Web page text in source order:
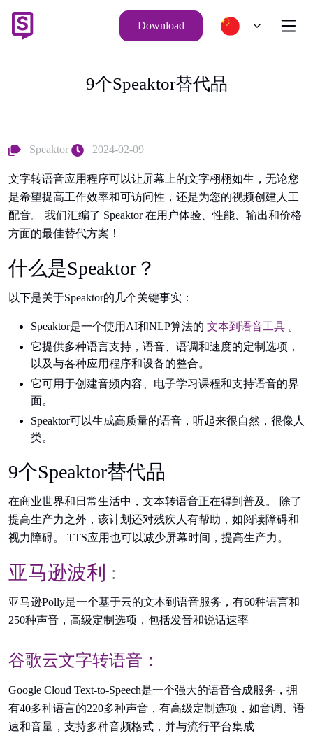
Download
9个Speaktor替代品
Speaktor 2024-02-09
文字转语音应用程序可以让屏幕上的文字栩栩如生，无论您
是希望提高工作效率和可访问性，还是为您的视频创建人工
配音。 我们汇编了 Speaktor 在用户体验、性能、输出和价格
方面的最佳替代方案！
什么是Speaktor？
以下是关于Speaktor的几个关键事实：
Speaktor是一个使用AI和NLP算法的 文本到语音工具 。
它提供多种语言支持，语音、语调和速度的定制选项，
以及与各种应用程序和设备的整合。
它可用于创建音频内容、电子学习课程和支持语音的界
面。
Speaktor可以生成高质量的语音，听起来很自然，很像人
类。
9个Speaktor替代品
在商业世界和日常生活中，文本转语音正在得到普及。 除了
提高生产力之外，该计划还对残疾人有帮助，如阅读障碍和
视力障碍。 TTS应用也可以减少屏幕时间，提高生产力。
亚马逊波利 :
亚马逊Polly是一个基于云的文本到语音服务，有60种语言和
250种声音，高级定制选项，包括发音和说话速率
谷歌云文字转语音：
Google Cloud Text-to-Speech是一个强大的语音合成服务，拥
有40多种语言的220多种声音，有高级定制选项，如音调、语
速和音量，支持多种音频格式，并与流行平台集成